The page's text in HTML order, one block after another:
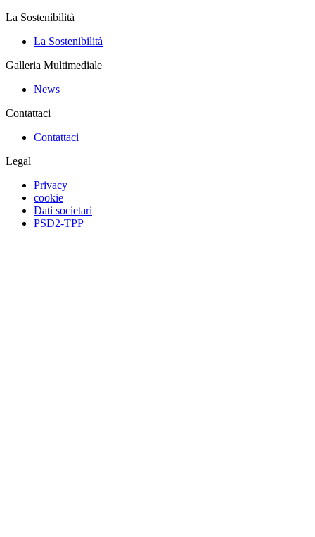
La Sostenibilità
La Sostenibilità
Galleria Multimediale
News
Contattaci
Contattaci
Legal
Privacy
cookie
Dati societari
PSD2-TPP